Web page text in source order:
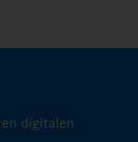
digitalen